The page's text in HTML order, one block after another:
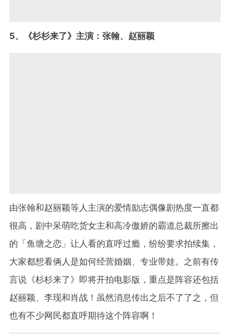
5、《杉杉来了》主演：张翰、赵丽颖
由张翰和赵丽颖等人主演的爱情励志偶像剧热度一直都
很高，剧中呆萌吃货女主和高冷傲娇的霸道总裁所擦出
的「鱼塘之恋」让人看的直呼过瘾，纷纷要求拍续集，
大家都想看俩人是如何经营婚姻、专业带娃。之前有传
言说《杉杉来了》即将开拍电影版，重点是阵容还包括
赵丽颖、李现和肖战！虽然消息传出之后不了了之，但
也有不少网民都直呼期待这个阵容啊！